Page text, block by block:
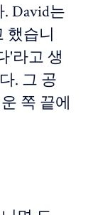
David는
했습니
'라고 생
. 그 공
쪽 끝에